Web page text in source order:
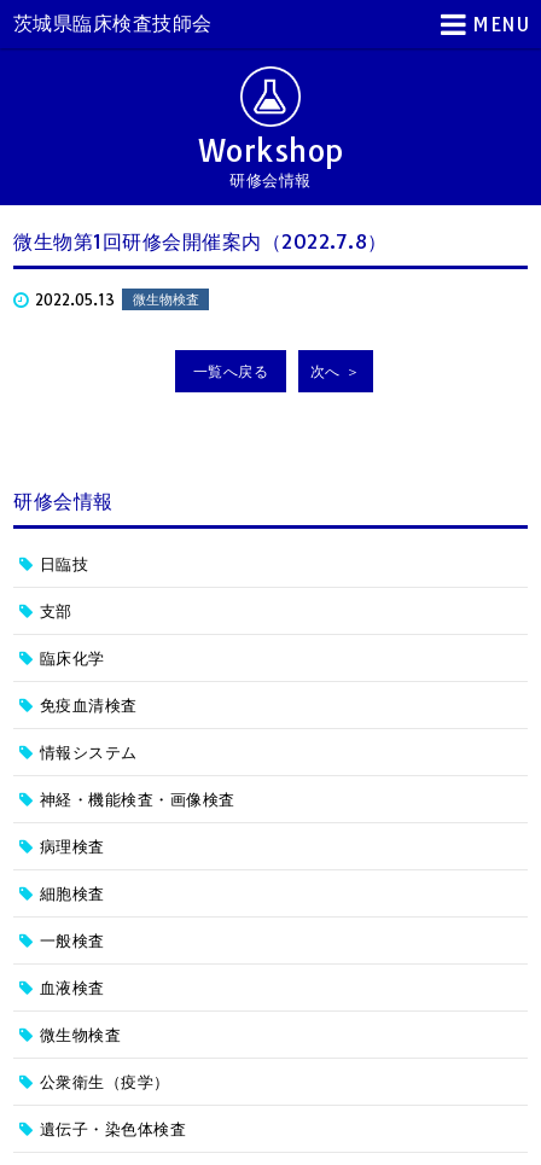
MENU
茨城県臨床検査技師会
Workshop
研修会情報
微生物第1回研修会開催案内（2022.7.8）
2022.05.13 微生物検査
一覧へ戻る 次へ ＞
研修会情報
日臨技
支部
臨床化学
免疫血清検査
情報システム
神経・機能検査・画像検査
病理検査
細胞検査
一般検査
血液検査
微生物検査
公衆衛生（疫学）
遺伝子・染色体検査